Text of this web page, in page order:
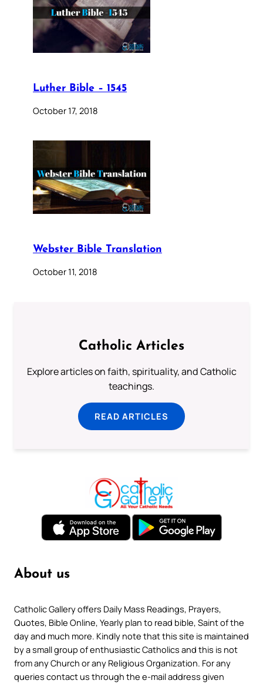
Luther Bible – 1545
October 17, 2018
Webster Bible Translation
October 11, 2018
Catholic Articles
Explore articles on faith, spirituality, and Catholic
teachings.
READ ARTICLES
About us
Catholic Gallery offers Daily Mass Readings, Prayers,
Quotes, Bible Online, Yearly plan to read bible, Saint of the
day and much more. Kindly note that this site is maintained
by a small group of enthusiastic Catholics and this is not
from any Church or any Religious Organization. For any
queries contact us through the e-mail address given